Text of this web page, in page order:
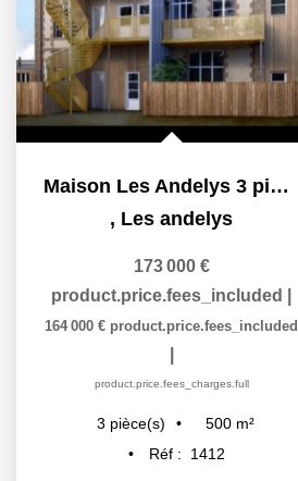
Maison Les Andelys 3 pièces - 500 m2
, Les andelys
173 000 €
product.price.fees_included
164 000 € product.price.fees_included
product.price.fees_charges.full
3 pièce(s) 500 m²
Réf :
1412